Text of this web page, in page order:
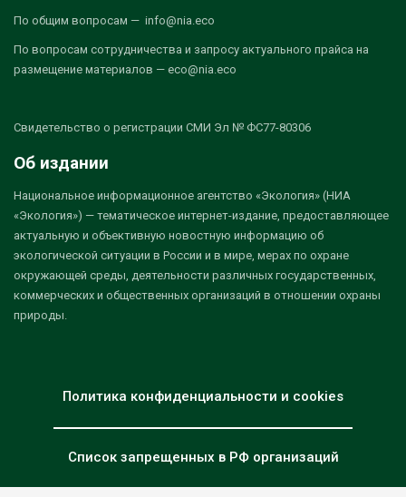
По общим вопросам — info@nia.eco
По вопросам сотрудничества и запросу актуального прайса на
размещение материалов — eco@nia.eco
Свидетельство о регистрации СМИ Эл № ФС77-80306
Об издании
Национальное информационное агентство «Экология» (НИА
«Экология») — тематическое интернет-издание, предоставляющее
актуальную и объективную новостную информацию об
экологической ситуации в России и в мире, мерах по охране
окружающей среды, деятельности различных государственных,
коммерческих и общественных организаций в отношении охраны
природы.
Политика конфиденциальности и cookies
Список запрещенных в РФ организаций